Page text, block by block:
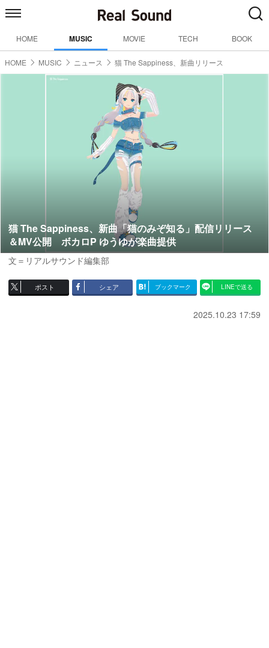
HOME MUSIC MOVIE TECH BOOK
HOME MUSIC ニュース 猫 The Sappiness、新曲リリース
猫 The Sappiness、新曲「猫のみぞ知る」配信リリース
＆MV公開 ボカロP ゆうゆが楽曲提供
文＝リアルサウンド編集部
ポスト シェア ブックマーク LINEで送る
2025.10.23 17:59